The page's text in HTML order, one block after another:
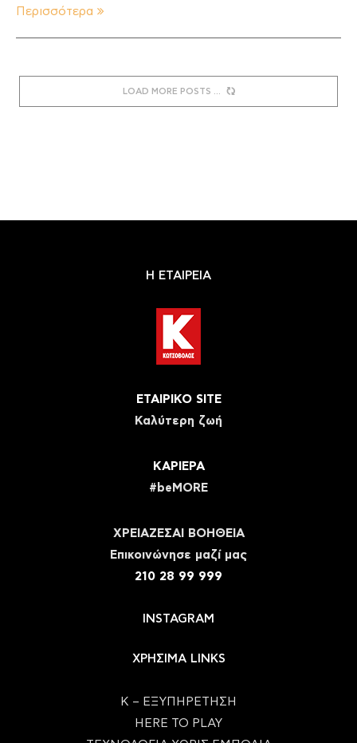
Περισσότερα
LOAD MORE POSTS
Η ΕΤΑΙΡΕΙΑ
ΕΤΑΙΡΙΚΟ SITE
Καλύτερη ζωή
ΚΑΡΙΕΡΑ
#beMORE
ΧΡΕΙΑΖΕΣΑΙ ΒΟΗΘΕΙΑ
Eπικοινώνησε μαζί μας
210 28 99 999
INSTAGRAM
ΧΡΗΣΙΜΑ LINKS
Κ – ΕΞΥΠΗΡΕΤΗΣΗ
HERE TO PLAY